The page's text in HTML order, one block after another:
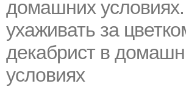
домашних
ухаживать за
декабрист в
условиях